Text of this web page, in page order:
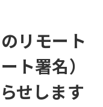
リモート
ト署名）
せします